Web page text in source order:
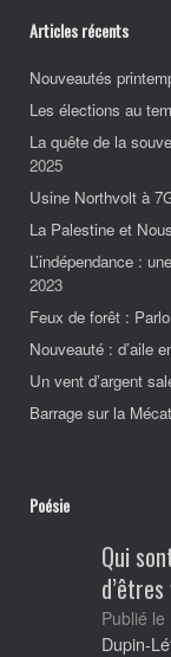
Articles récents
Nouveautés
Les élections au
La quête de la
2025
Usine Northvolt à
La Palestine et Nous
L’indépendance :
2023
Feux de forêt :
Nouveauté : d’aile
Un vent d’argent
Barrage sur la
Poésie
Qui
Publié le
Dupin-